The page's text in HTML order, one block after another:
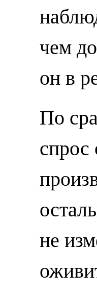
чем
он в
По
спрос
не